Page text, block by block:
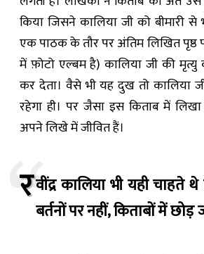
किया जिसने कालिया जी को बीमारी से
एक पाठक के तौर पर अंतिम लिखित
में फ़ोटो एल्बम है) कालिया जी की
कर देता। वैसे भी यह दुख तो कालिया
रहेगा ही। पर जैसा इस किताब में
अपने लिखे में जीवित हैं।
रवींद्र कालिया भी यही चाहते
बर्तनों पर नहीं, किताबों में छोड़